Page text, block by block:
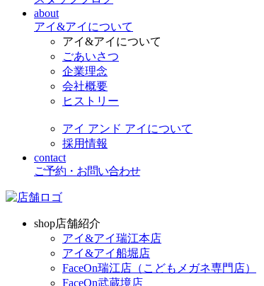
about
アイ&アイについて
アイ&アイについて
ごあいさつ
企業理念
会社概要
ヒストリー
アイ アンド アイについて
採用情報
contact
ご予約・お問い合わせ
shop店舗紹介
アイ&アイ瑞江本店
アイ&アイ船堀店
FaceOn瑞江店（こどもメガネ専門店）
FaceOn武蔵境店